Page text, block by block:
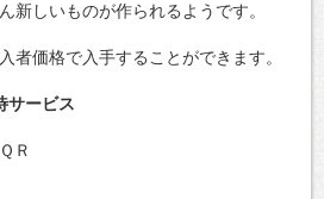
新しいものが作られるようです。
者価格で入手することができます。
サービス
ＱＲ